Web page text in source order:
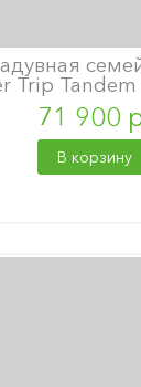
Trip
71 900
В корзину